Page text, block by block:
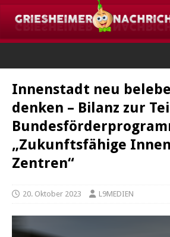
Innenstadt neu
denken – Bilanz zur
„Zukunftsfähige
Zentren“
20. Oktober 2023 L9MEDIEN